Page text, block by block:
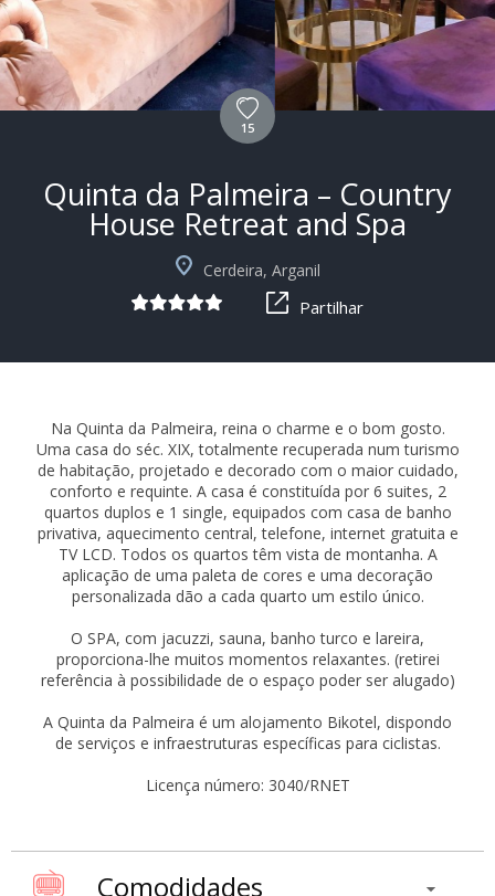
15
Quinta da Palmeira – Country
House Retreat and Spa
Cerdeira, Arganil
Partilhar
Na Quinta da Palmeira, reina o charme e o bom gosto.
Uma casa do séc. XIX, totalmente recuperada num turismo
de habitação, projetado e decorado com o maior cuidado,
conforto e requinte. A casa é constituída por 6 suites, 2
quartos duplos e 1 single, equipados com casa de banho
privativa, aquecimento central, telefone, internet gratuita e
TV LCD. Todos os quartos têm vista de montanha. A
aplicação de uma paleta de cores e uma decoração
personalizada dão a cada quarto um estilo único.
O SPA, com jacuzzi, sauna, banho turco e lareira,
proporciona-lhe muitos momentos relaxantes. (retirei
referência à possibilidade de o espaço poder ser alugado)
A Quinta da Palmeira é um alojamento Bikotel, dispondo
de serviços e infraestruturas específicas para ciclistas.
Licença número: 3040/RNET
Comodidades